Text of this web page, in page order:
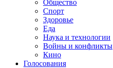
Общество
Спорт
Здоровье
Еда
Наука и технологии
Войны и конфликты
Кино
Голосования